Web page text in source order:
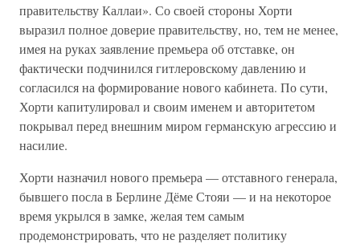
правительству Каллаи». Со своей стороны Хорти
выразил полное доверие правительству, но, тем не менее,
имея на руках заявление премьера об отставке, он
фактически подчинился гитлеровскому давлению и
согласился на формирование нового кабинета. По сути,
Хорти капитулировал и своим именем и авторитетом
покрывал перед внешним миром германскую агрессию и
насилие.
Хорти назначил нового премьера — отставного генерала,
бывшего посла в Берлине Дёме Стояи — и на некоторое
время укрылся в замке, желая тем самым
продемонстрировать, что не разделяет политику